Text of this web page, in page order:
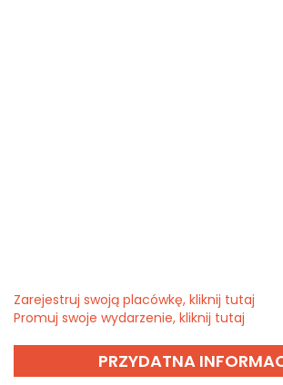
Zarejestruj swoją placówkę, kliknij tutaj
Promuj swoje wydarzenie, kliknij tutaj
PRZYDATNA